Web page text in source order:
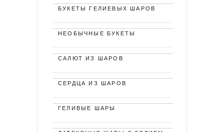
БУКЕТЫ ГЕЛИЕВЫХ ШАРОВ
НЕОБЫЧНЫЕ БУКЕТЫ
САЛЮТ ИЗ ШАРОВ
СЕРДЦА ИЗ ШАРОВ
ГЕЛИВЫЕ ШАРЫ